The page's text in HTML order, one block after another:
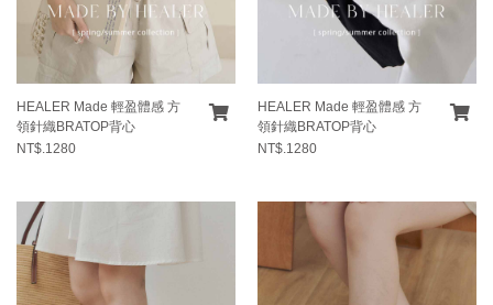
HEALER Made 輕盈體感 方
領針織BRATOP背心
NT$.1280
HEALER Made 輕盈體感 方
領針織BRATOP背心
NT$.1280